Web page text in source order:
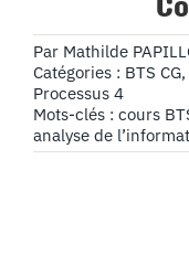
Par Mathilde
Catégories : BTS CG,
Processus 4
Mots-clés : cours
analyse de